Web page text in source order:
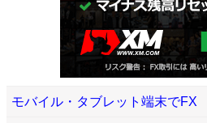
モバイル・タブレット端末でFX